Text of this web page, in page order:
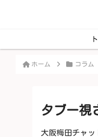
ホーム コラム
タブー視
大阪梅田チャ